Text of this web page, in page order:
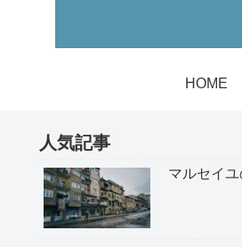
HOME
人気記事
マルセイ